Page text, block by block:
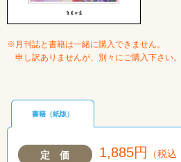
※月刊誌と書籍は一緒に購入できません。
申し訳ありませんが、別々にご購入下さい。
書籍（紙版）
定 価 1,885円 （税込